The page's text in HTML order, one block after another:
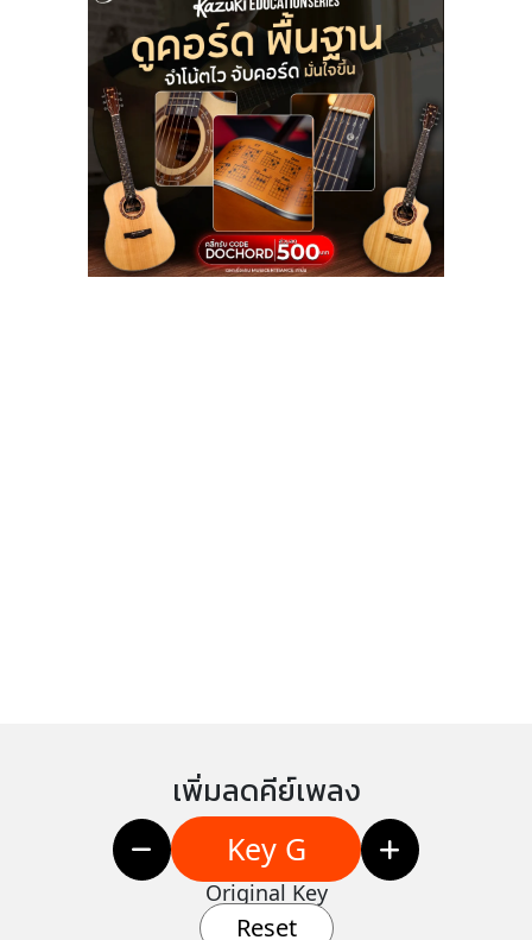
เพิ่มลดคีย์เพลง
Key G
Original Key
Reset